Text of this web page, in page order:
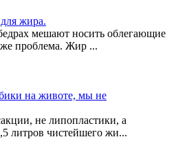
жира.
мешают носить облегающие
проблема. Жир ...
на животе, мы не
не липопластики, а
литров чистейшего жи...